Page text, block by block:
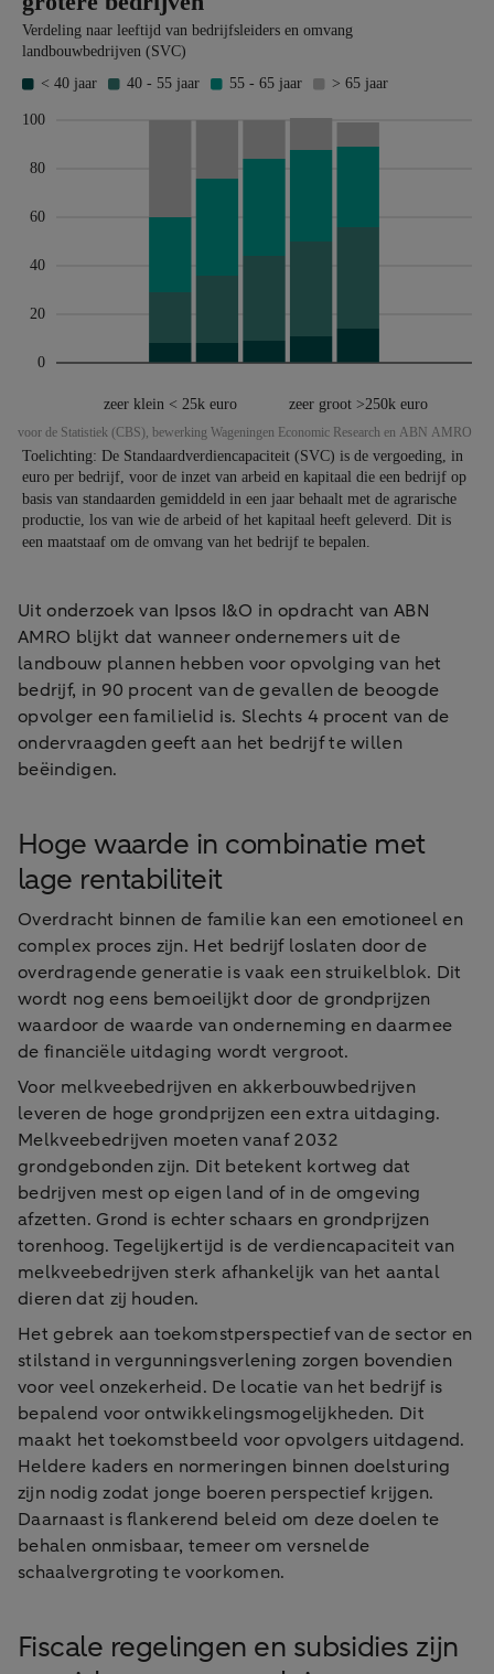
Uit onderzoek van Ipsos I&O in opdracht van ABN
AMRO blijkt dat wanneer ondernemers uit de
landbouw plannen hebben voor opvolging van het
bedrijf, in 90 procent van de gevallen de beoogde
opvolger een familielid is. Slechts 4 procent van de
ondervraagden geeft aan het bedrijf te willen
beëindigen.
Hoge waarde in combinatie met
lage rentabiliteit
Overdracht binnen de familie kan een emotioneel en
complex proces zijn. Het bedrijf loslaten door de
overdragende generatie is vaak een struikelblok. Dit
wordt nog eens bemoeilijkt door de grondprijzen
waardoor de waarde van onderneming en daarmee
de financiële uitdaging wordt vergroot.
Voor melkveebedrijven en akkerbouwbedrijven
leveren de hoge grondprijzen een extra uitdaging.
Melkveebedrijven moeten vanaf 2032
grondgebonden zijn. Dit betekent kortweg dat
bedrijven mest op eigen land of in de omgeving
afzetten. Grond is echter schaars en grondprijzen
torenhoog. Tegelijkertijd is de verdiencapaciteit van
melkveebedrijven sterk afhankelijk van het aantal
dieren dat zij houden.
Het gebrek aan toekomstperspectief van de sector en
stilstand in vergunningsverlening zorgen bovendien
voor veel onzekerheid. De locatie van het bedrijf is
bepalend voor ontwikkelingsmogelijkheden. Dit
maakt het toekomstbeeld voor opvolgers uitdagend.
Heldere kaders en normeringen binnen doelsturing
zijn nodig zodat jonge boeren perspectief krijgen.
Daarnaast is flankerend beleid om deze doelen te
behalen onmisbaar, temeer om versnelde
schaalvergroting te voorkomen.
Fiscale regelingen en subsidies zijn